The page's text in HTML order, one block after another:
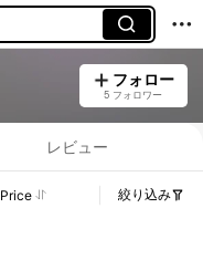
フォロー
5 フォロワー
レビュー
Price 絞り込み